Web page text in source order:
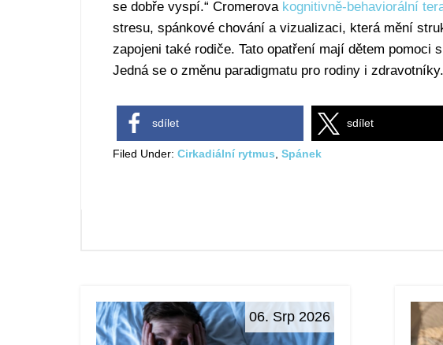
se dobře vyspí.“ Cromerova kognitivně-behaviorální
stresu, spánkové chování a vizualizaci, která mění
zapojeni také rodiče. Tato opatření mají dětem pomoci
Jedná se o změnu paradigmatu pro rodiny i zdravotníky.
sdílet sdílet
Filed Under: Cirkadiální rytmus Spánek
06. Srp 2026